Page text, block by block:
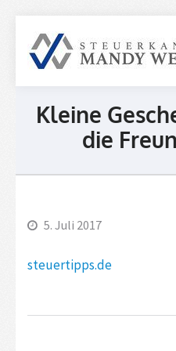
Kleine
die
5. Juli 2017
steuertipps.de